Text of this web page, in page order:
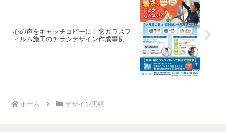
心の声をキャッチコピーに！窓ガラスフ
ィルム施工のチラシデザイン作成事例
ホーム デザイン実績